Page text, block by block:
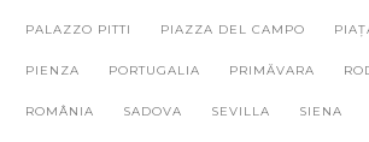
PALAZZO PITTI PIAZZA DEL CAMPO
PIENZA PORTUGALIA PRIMĂVARA
ROMÂNIA SADOVA SEVILLA SIENA